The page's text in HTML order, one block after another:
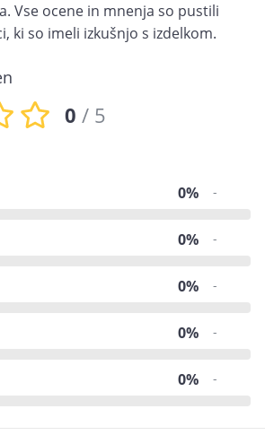
Vse ocene in mnenja so pustili
ki so imeli izkušnjo s izdelkom.
0 / 5
0% -
0% -
0% -
0% -
0% -